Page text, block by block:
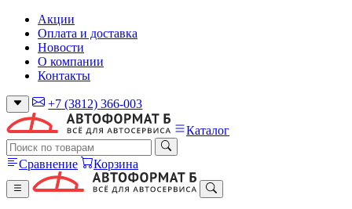
Акции
Оплата и доставка
Новости
О компании
Контакты
+7 (3812) 366-003
Каталог
Сравнение Корзина